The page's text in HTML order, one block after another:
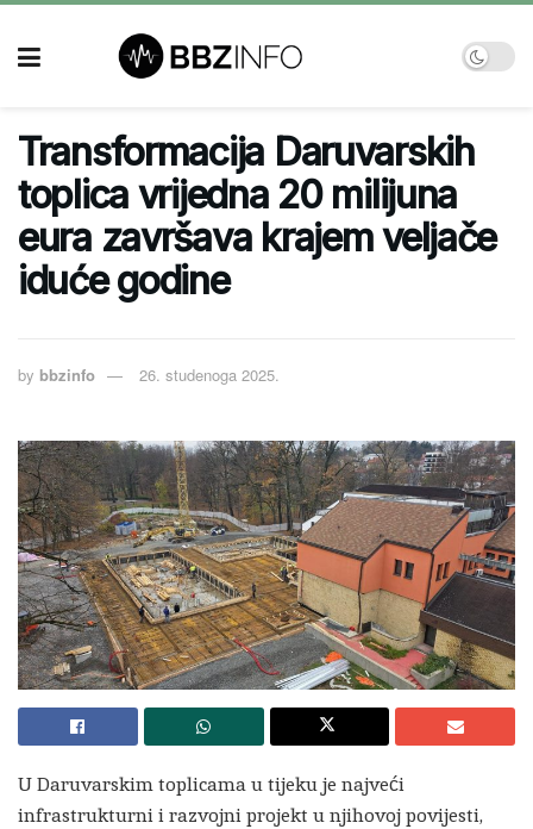
Transformacija Daruvarskih
toplica vrijedna 20 milijuna
eura završava krajem veljače
iduće godine
by bbzinfo 26. studenoga 2025.
U Daruvarskim toplicama u tijeku je najveći
infrastrukturni i razvojni projekt u njihovoj povijesti,